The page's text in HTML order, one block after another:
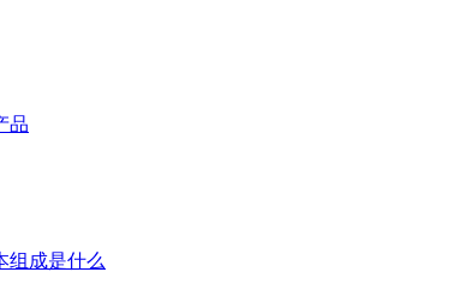
品
组成是什么